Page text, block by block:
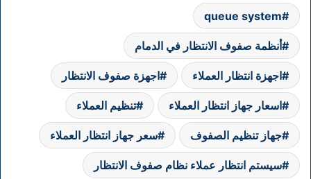
queue system
أنظمة صفوف الانتظار في الدمام
اجهزة انتظار العملاء اجهزة صفوف الانتظار
اسعار جهاز انتظار العملاء تنظيم العملاء
جهاز تنظيم الصفوف سعر جهاز انتظار العملاء
سيستم انتظار عملاء نظام صفوف الانتظار